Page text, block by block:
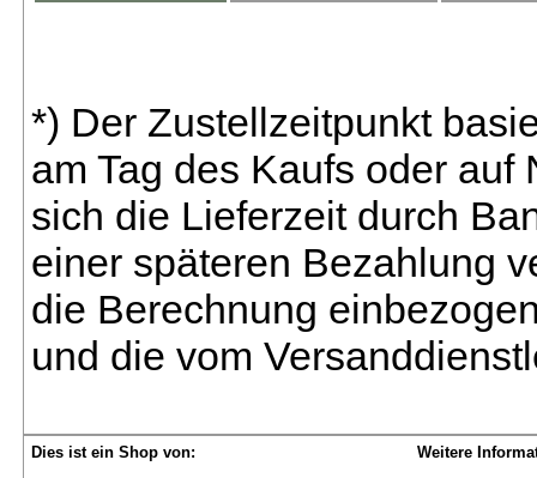
*) Der Zustellzeitpunkt
am Tag des Kaufs oder
sich die Lieferzeit durch
einer späteren Bezahlung
die Berechnung
und die vom
Dies ist ein Shop von:
Weitere